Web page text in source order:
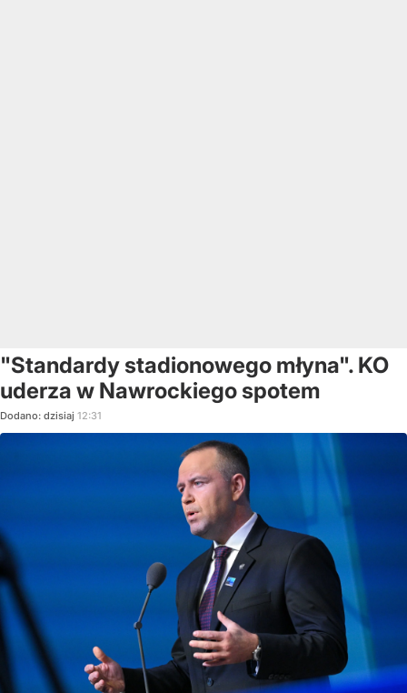
"Standardy stadionowego młyna". KO
uderza w Nawrockiego spotem
Dodano: dzisiaj 12:31